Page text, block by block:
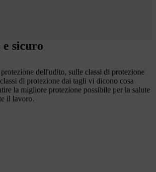
sicuro
dell'udito, sulle classi di protezione
di protezione dai tagli vi dicono cosa
la migliore protezione possibile per la salute
il lavoro.